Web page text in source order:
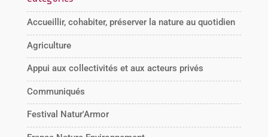
Accueillir, cohabiter, préserver la nature au quotidien
Agriculture
Appui aux collectivités et aux acteurs privés
Communiqués
Festival Natur'Armor